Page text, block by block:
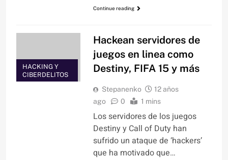
Continue reading
HACKING Y
CIBERDELITOS
Hackean servidores de
juegos en linea como
Destiny, FIFA 15 y más
Stepanenko
12 años
ago
0 1 mins
Los servidores de los juegos
Destiny y Call of Duty han
sufrido un ataque de ‘hackers’
que ha motivado que…